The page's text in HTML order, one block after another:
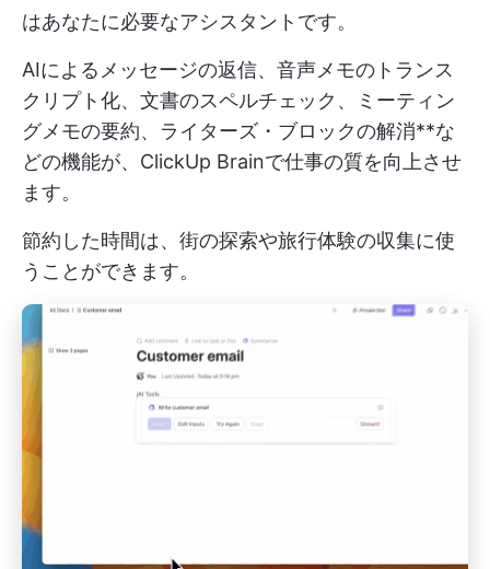
はあなたに必要なアシスタントです。
AIによるメッセージの返信、音声メモのトランス
クリプト化、文書のスペルチェック、ミーティン
グメモの要約、ライターズ・ブロックの解消**な
どの機能が、ClickUp Brainで仕事の質を向上させ
ます。
節約した時間は、街の探索や旅行体験の収集に使
うことができます。